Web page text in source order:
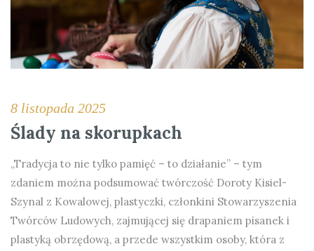
8 listopada 2025
Ślady na skorupkach
„Tradycja to nie tylko pamięć – to działanie” – tym
zdaniem można podsumować twórczość Doroty Kisiel-
Szynal z Kowalowej, plastyczki, członkini Stowarzyszenia
Twórców Ludowych, zajmującej się drapaniem pisanek i
plastyką obrzędową, a przede wszystkim osoby, która z